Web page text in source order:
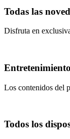
Todas las
Disfruta en
Los contenidos del
Todos los